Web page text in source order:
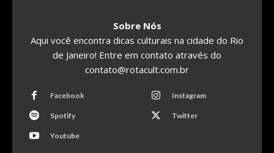
Sobre Nós
Aqui você encontra dicas culturais na cidade do Rio
de Janeiro! Entre em contato através do
contato@rotacult.com.br
Facebook Instagram
Spotify Twitter
Youtube